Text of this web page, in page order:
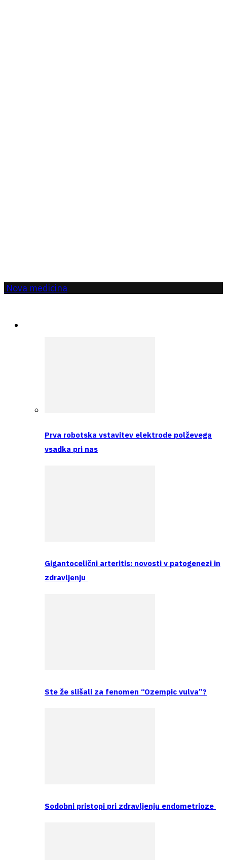
Nova medicina
Prva robotska vstavitev elektrode polževega
vsadka pri nas
Gigantocelični arteritis: novosti v patogenezi in
zdravljenju
Ste že slišali za fenomen “Ozempic vulva”?
Sodobni pristopi pri zdravljenju endometrioze